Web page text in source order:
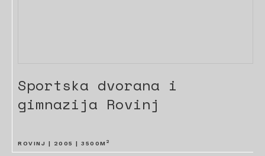
Sportska dvorana i
gimnazija Rovinj
ROVINJ | 2005 | 3500M 2